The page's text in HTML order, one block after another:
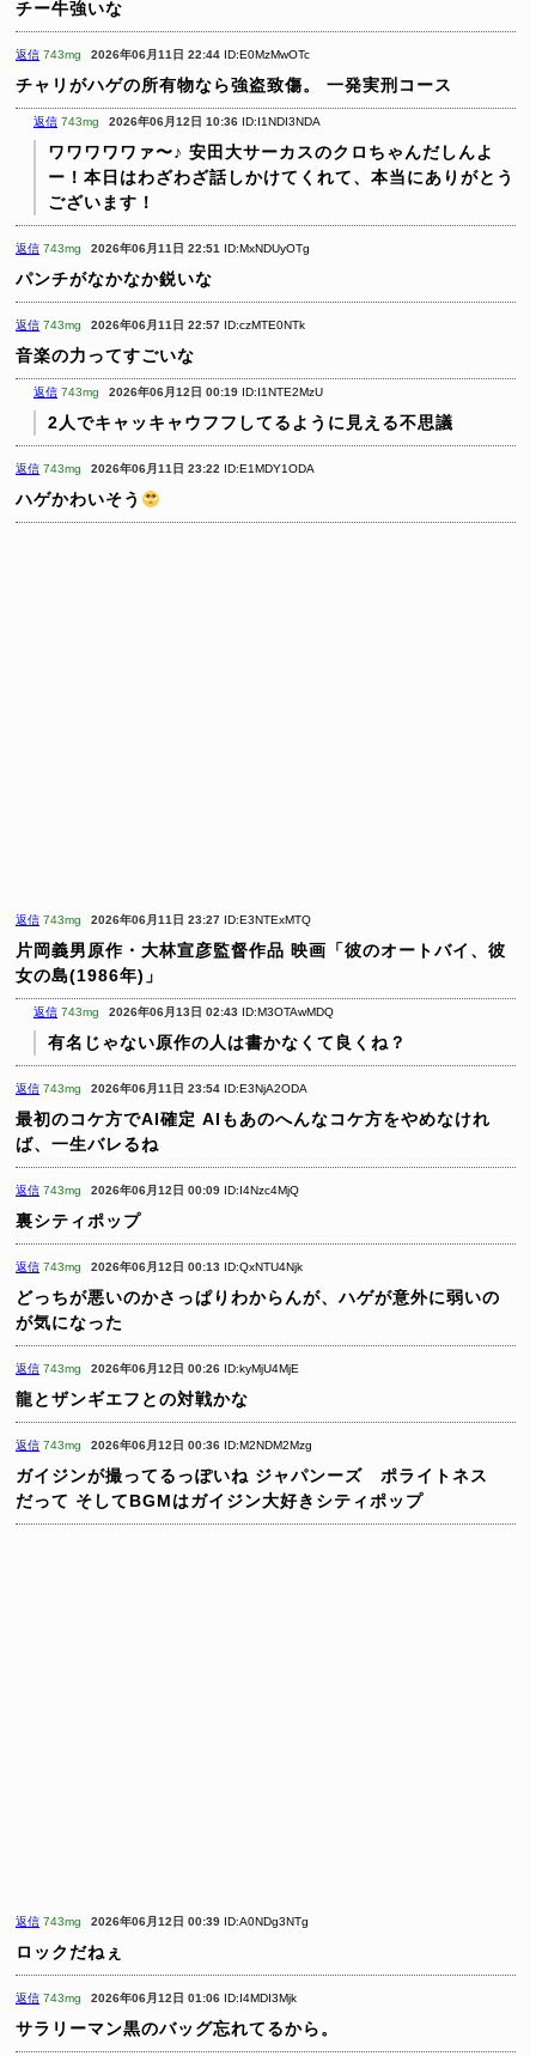
チー牛強いな
返信 743mg 2026年06月11日 22:44 ID:E0MzMwOTc
チャリがハゲの所有物なら強盗致傷。 一発実刑コース
返信 743mg 2026年06月12日 10:36 ID:I1NDI3NDA
ワワワワワァ〜♪ 安田大サーカスのクロちゃんだしんよ
ー！本日はわざわざ話しかけてくれて、本当にありがとう
ございます！
返信 743mg 2026年06月11日 22:51 ID:MxNDUyOTg
パンチがなかなか鋭いな
返信 743mg 2026年06月11日 22:57 ID:czMTE0NTk
音楽の力ってすごいな
返信 743mg 2026年06月12日 00:19 ID:I1NTE2MzU
2人でキャッキャウフフしてるように見える不思議
返信 743mg 2026年06月11日 23:22 ID:E1MDY1ODA
ハゲかわいそう
返信 743mg 2026年06月11日 23:27 ID:E3NTExMTQ
片岡義男原作・大林宣彦監督作品 映画「彼のオートバイ、彼
女の島(1986年)」
返信 743mg 2026年06月13日 02:43 ID:M3OTAwMDQ
有名じゃない原作の人は書かなくて良くね？
返信 743mg 2026年06月11日 23:54 ID:E3NjA2ODA
最初のコケ方でAI確定 AIもあのへんなコケ方をやめなけれ
ば、一生バレるね
返信 743mg 2026年06月12日 00:09 ID:I4Nzc4MjQ
裏シティポップ
返信 743mg 2026年06月12日 00:13 ID:QxNTU4Njk
どっちが悪いのかさっぱりわからんが、ハゲが意外に弱いの
が気になった
返信 743mg 2026年06月12日 00:26 ID:kyMjU4MjE
龍とザンギエフとの対戦かな
返信 743mg 2026年06月12日 00:36 ID:M2NDM2Mzg
ガイジンが撮ってるっぽいね ジャパンーズ ポライトネス
だって そしてBGMはガイジン大好きシティポップ
返信 743mg 2026年06月12日 00:39 ID:A0NDg3NTg
ロックだねぇ
返信 743mg 2026年06月12日 01:06 ID:I4MDI3Mjk
サラリーマン黒のバッグ忘れてるから。